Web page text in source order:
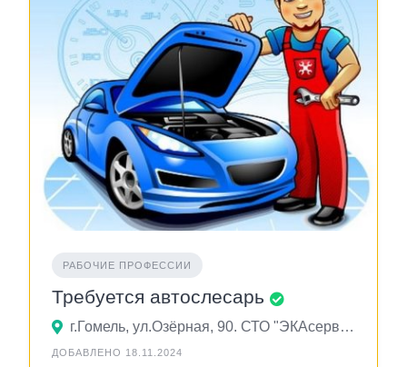
РАБОЧИЕ ПРОФЕССИИ
Требуется автослесарь
г.Гомель, ул.Озёрная, 90. СТО "ЭКАсервис"
ДОБАВЛЕНО 18.11.2024